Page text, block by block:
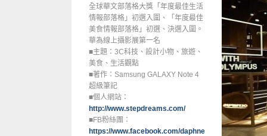
全球華文部落格大獎「年度最佳生活
情報部落格」初選入圍、「年度最佳
美食情報部落格」初選、決選入圍。
華為線上攝影展第一名
■主題：3C科技、設計小物、旅遊、
美食、生活觀點
■著作：Samsung GALAXY Note 4
超級筆記
■個人網站：
http://www.stepdreams.com/
■FB粉絲團：
https://www.facebook.com/daphne0129